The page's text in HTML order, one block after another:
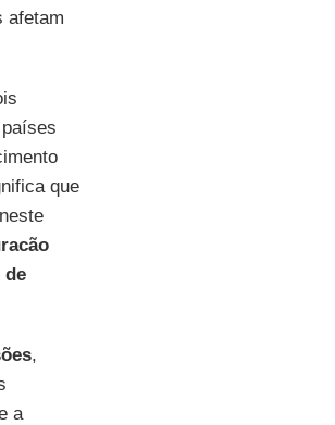
afetam
que
de
,
a